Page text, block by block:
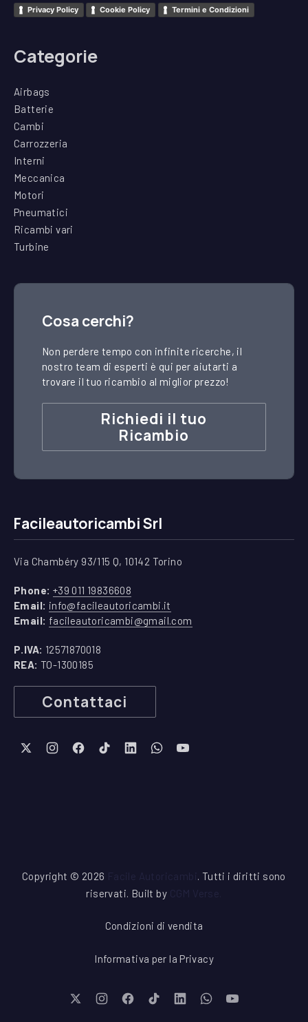
Privacy Policy Cookie Policy Termini e Condizioni
Categorie
Airbags
Batterie
Cambi
Carrozzeria
Interni
Meccanica
Motori
Pneumatici
Ricambi vari
Turbine
Cosa cerchi?
Non perdere tempo con infinite ricerche, il
nostro team di esperti è qui per aiutarti a
trovare il tuo ricambio al miglior prezzo!
Richiedi il tuo
Ricambio
Facileautoricambi Srl
Via Chambéry 93/115 Q, 10142 Torino
Phone: +39 011 19836608
Email: info@facileautoricambi.it
Email: facileautoricambi@gmail.com
P.IVA: 12571870018
REA: TO-1300185
Contattaci
New Window
New Window
New Window
New Window
New Window
New WindowNew Window
Copyright © 2026 Facile Autoricambi . Tutti i diritti sono
riservati. Built by CGM Verse
Condizioni di vendita
Informativa per la Privacy
New Window
New Window
New Window
New Window
New Window
New WindowNew Window